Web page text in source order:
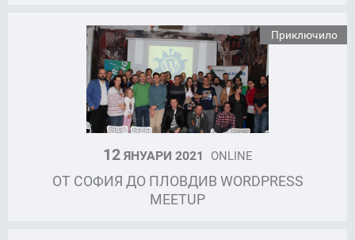
Приключило
12ЯНУАРИ 2021 ONLINE
ОТ СОФИЯ ДО ПЛОВДИВ WORDPRESS
MEETUP